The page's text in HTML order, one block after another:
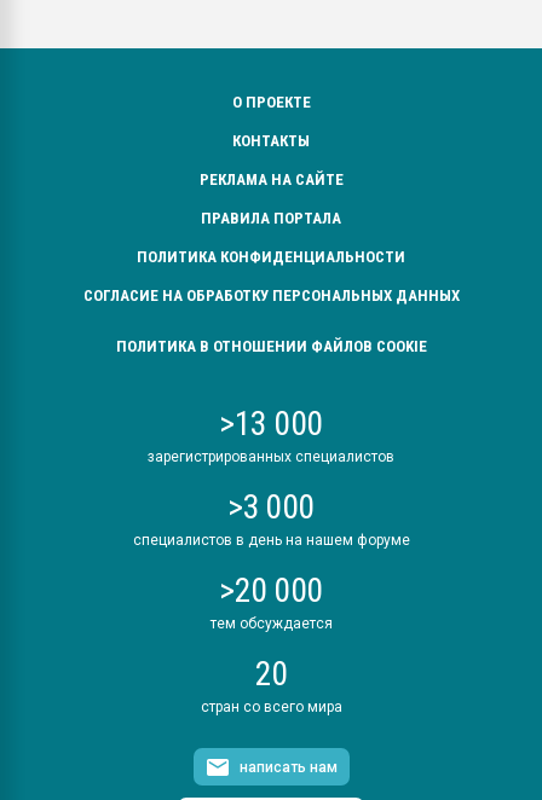
О ПРОЕКТЕ
КОНТАКТЫ
РЕКЛАМА НА САЙТЕ
ПРАВИЛА ПОРТАЛА
ПОЛИТИКА КОНФИДЕНЦИАЛЬНОСТИ
СОГЛАСИЕ НА ОБРАБОТКУ ПЕРСОНАЛЬНЫХ ДАННЫХ
ПОЛИТИКА В ОТНОШЕНИИ ФАЙЛОВ COOKIE
>13 000
зарегистрированных специалистов
>3 000
специалистов в день на нашем форуме
>20 000
тем обсуждается
20
стран со всего мира
написать нам